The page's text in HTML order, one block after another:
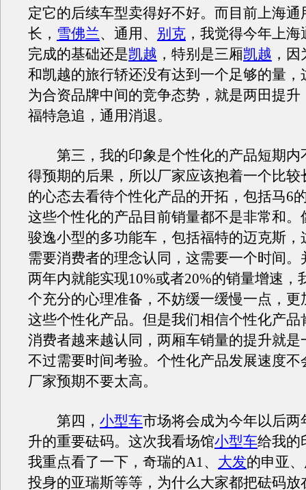
定它的后续车型卖得好不好。而目前上海通
长， 雪佛兰、通用、 别克 ，我觉得今年上
完成的基础还是凯越 ，特别是三厢凯越 ，因
和凯越的旅行轿还没有达到一个足够的量，
为合资品牌中间的竞争态势，就是两田提升
福特急追，通用消退。
第三，我的印象是个性化的产品短期内
得预期的后果，所以厂家应该抱着一个比较
的心态去看待个性化产品的开拓，包括马6
这些个性化的产品目前销量都不是非常和。
骏逸小型的多功能车，包括福特的迈克斯，
需要消费者的理念认同，这需要一个时间。
两年内就能实现10%或者20%的销量增速，
个充分的心理准备，不妨缓一缓慢一点，更
这些个性化产品。但是我们相信个性化产品
消费者越来越认同，两厢车销量的提升就是
不过需要时间考验。个性化产品发展速度不
厂家预期不要太高。
第四， 小型车市场将会成为今年以后两
升的重要砝码。这次我看场馆小型车给我的
我重点看了一下，奇瑞的A1、 大发的申亚
投身的亚瑞斯等等，为什么大家都把砝码放